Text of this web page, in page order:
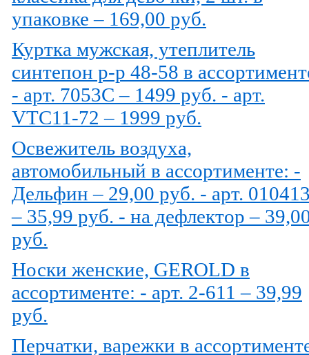
упаковке – 169,00 руб.
Куртка мужская, утеплитель
синтепон р-р 48-58 в
- арт. 7053C – 1499 руб. - арт.
VTC11-72 – 1999 руб.
Освежитель воздуха,
автомобильный в ассортименте: -
Дельфин – 29,00 руб. - арт.
– 35,99 руб. - на дефлектор –
руб.
Носки женские, GEROLD в
ассортименте: - арт. 2-611 – 39,99
руб.
Перчатки, варежки в